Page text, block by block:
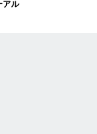
アル